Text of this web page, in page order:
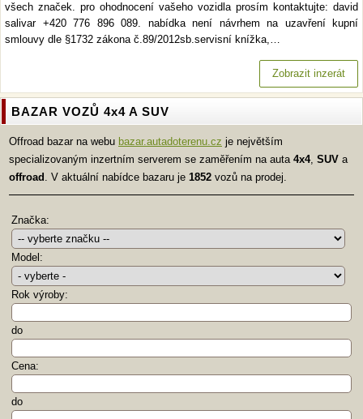
všech značek. pro ohodnocení vašeho vozidla prosím kontaktujte: david
salivar +420 776 896 089. nabídka není návrhem na uzavření kupní
smlouvy dle §1732 zákona č.89/2012sb.servisní knížka,…
Zobrazit inzerát
BAZAR VOZŮ 4x4 A SUV
Offroad bazar na webu bazar.autadoterenu.cz je největším
specializovaným inzertním serverem se zaměřením na auta 4x4, SUV a
offroad . V aktuální nabídce bazaru je 1852 vozů na prodej.
Značka:
Model:
Rok výroby:
do
Cena:
do